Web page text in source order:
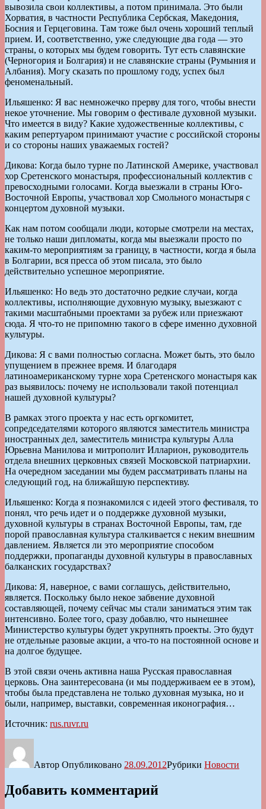
вывозила свои коллективы, а потом принимала. Это были
Хорватия, в частности Республика Сербская, Македония,
Босния и Герцеговина. Там тоже был очень хороший теплый
прием. И, соответственно, уже следующие два года — это
страны, о которых мы будем говорить. Тут есть славянские
(Черногория и Болгария) и не славянские страны (Румыния и
Албания). Могу сказать по прошлому году, успех был
феноменальный.
Ильяшенко: Я вас немножечко прерву для того, чтобы внести
некое уточнение. Мы говорим о фестивале духовной музыки.
Что имеется в виду? Какие художественные коллективы, с
каким репертуаром принимают участие с российской стороны
и со стороны наших уважаемых гостей?
Дикова: Когда было турне по Латинской Америке, участвовал
хор Сретенского монастыря, профессиональный коллектив с
превосходными голосами. Когда выезжали в страны Юго-
Восточной Европы, участвовал хор Смольного монастыря с
концертом духовной музыки.
Как нам потом сообщали люди, которые смотрели на местах,
не только наши дипломаты, когда мы выезжали просто по
каким-то мероприятиям за границу, в частности, когда я была
в Болгарии, вся пресса об этом писала, это было
действительно успешное мероприятие.
Ильяшенко: Но ведь это достаточно редкие случаи, когда
коллективы, исполняющие духовную музыку, выезжают с
такими масштабными проектами за рубеж или приезжают
сюда. Я что-то не припомню такого в сфере именно духовной
культуры.
Дикова: Я с вами полностью согласна. Может быть, это было
упущением в прежнее время. И благодаря
латиноамериканскому турне хора Сретенского монастыря как
раз выявилось: почему не использовали такой потенциал
нашей духовной культуры?
В рамках этого проекта у нас есть оргкомитет,
сопредседателями которого являются заместитель министра
иностранных дел, заместитель министра культуры Алла
Юрьевна Манилова и митрополит Илларион, руководитель
отдела внешних церковных связей Московской патриархии.
На очередном заседании мы будем рассматривать планы на
следующий год, на ближайшую перспективу.
Ильяшенко: Когда я познакомился с идеей этого фестиваля, то
понял, что речь идет и о поддержке духовной музыки,
духовной культуры в странах Восточной Европы, там, где
порой православная культура сталкивается с неким внешним
давлением. Является ли это мероприятие способом
поддержки, пропаганды духовной культуры в православных
балканских государствах?
Дикова: Я, наверное, с вами соглашусь, действительно,
является. Поскольку было некое забвение духовной
составляющей, почему сейчас мы стали заниматься этим так
интенсивно. Более того, сразу добавлю, что нынешнее
Министерство культуры будет укрупнять проекты. Это будут
не отдельные разовые акции, а что-то на постоянной основе и
на долгое будущее.
В этой связи очень активна наша Русская православная
церковь. Она заинтересована (и мы поддерживаем ее в этом),
чтобы была представлена не только духовная музыка, но и
были, например, выставки, современная иконография…
Источник: rus.ruvr.ru
Автор Опубликовано 28.09.2012Рубрики Новости
Добавить комментарий